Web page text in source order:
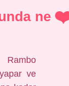
ne
ve